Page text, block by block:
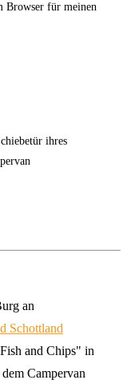
Browser für meinen
Schottland
and Chips" in
Campervan